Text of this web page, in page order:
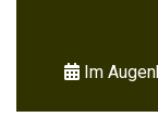
Im